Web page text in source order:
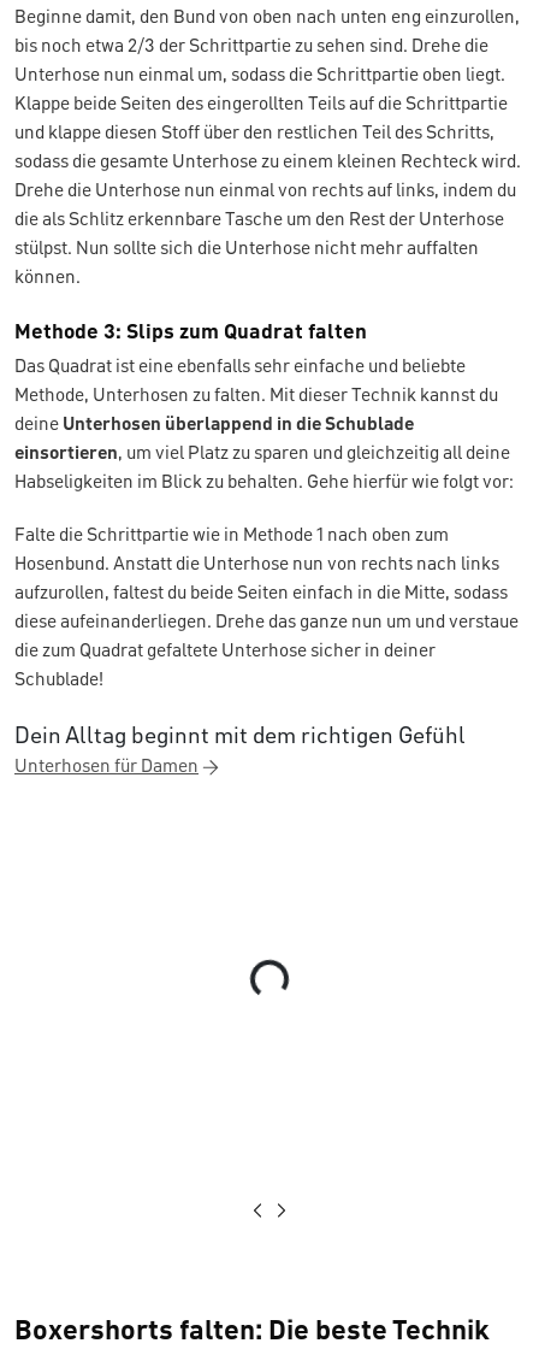
Beginne damit, den Bund von oben nach unten eng einzurollen,
bis noch etwa 2/3 der Schrittpartie zu sehen sind. Drehe die
Unterhose nun einmal um, sodass die Schrittpartie oben liegt.
Klappe beide Seiten des eingerollten Teils auf die Schrittpartie
und klappe diesen Stoff über den restlichen Teil des Schritts,
sodass die gesamte Unterhose zu einem kleinen Rechteck wird.
Drehe die Unterhose nun einmal von rechts auf links, indem du
die als Schlitz erkennbare Tasche um den Rest der Unterhose
stülpst. Nun sollte sich die Unterhose nicht mehr auffalten
können.
Methode 3: Slips zum Quadrat falten
Das Quadrat ist eine ebenfalls sehr einfache und beliebte
Methode, Unterhosen zu falten. Mit dieser Technik kannst du
deine Unterhosen überlappend in die Schublade
einsortieren, um viel Platz zu sparen und gleichzeitig all deine
Habseligkeiten im Blick zu behalten. Gehe hierfür wie folgt vor:
Falte die Schrittpartie wie in Methode 1 nach oben zum
Hosenbund. Anstatt die Unterhose nun von rechts nach links
aufzurollen, faltest du beide Seiten einfach in die Mitte, sodass
diese aufeinanderliegen. Drehe das ganze nun um und verstaue
die zum Quadrat gefaltete Unterhose sicher in deiner
Schublade!
Dein Alltag beginnt mit dem richtigen Gefühl
Unterhosen für Damen
Loading...
Boxershorts falten: Die beste Technik